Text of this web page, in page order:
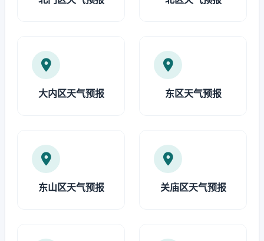
大内区天气预报 东区天气预报
东山区天气预报 关庙区天气预报